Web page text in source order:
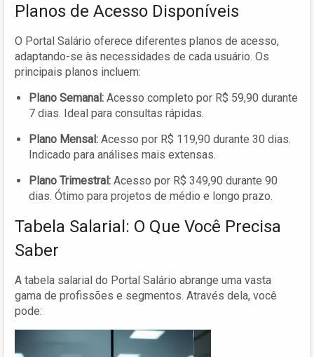
Planos de Acesso Disponíveis
O Portal Salário oferece diferentes planos de acesso,
adaptando-se às necessidades de cada usuário. Os
principais planos incluem:
Plano Semanal: Acesso completo por R$ 59,90 durante
7 dias. Ideal para consultas rápidas.
Plano Mensal: Acesso por R$ 119,90 durante 30 dias.
Indicado para análises mais extensas.
Plano Trimestral: Acesso por R$ 349,90 durante 90
dias. Ótimo para projetos de médio e longo prazo.
Tabela Salarial: O Que Você Precisa
Saber
A tabela salarial do Portal Salário abrange uma vasta
gama de profissões e segmentos. Através dela, você
pode: